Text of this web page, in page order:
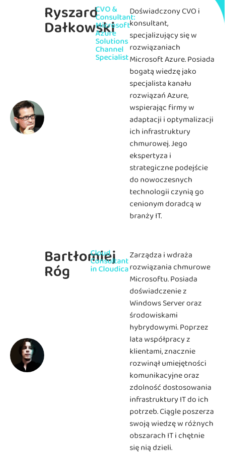
Ryszard
Dałkowski
CVO &
Consultant:
Microsoft
Azure
Solutions
Channel
Specialist
Doświadczony CVO i
konsultant,
specjalizujący się w
rozwiązaniach
Microsoft Azure. Posiada
bogatą wiedzę jako
specjalista kanału
rozwiązań Azure,
wspierając firmy w
adaptacji i optymalizacji
ich infrastruktury
chmurowej. Jego
ekspertyza i
strategiczne podejście
do nowoczesnych
technologii czynią go
cenionym doradcą w
branży IT.
Bartłomiej
Róg
Cloud
Consultant
in Cloudica
Zarządza i wdraża
rozwiązania chmurowe
Microsoftu. Posiada
doświadczenie z
Windows Server oraz
środowiskami
hybrydowymi. Poprzez
lata współpracy z
klientami, znacznie
rozwinął umiejętności
komunikacyjne oraz
zdolność dostosowania
infrastruktury IT do ich
potrzeb. Ciągle poszerza
swoją wiedzę w różnych
obszarach IT i chętnie
się nią dzieli.